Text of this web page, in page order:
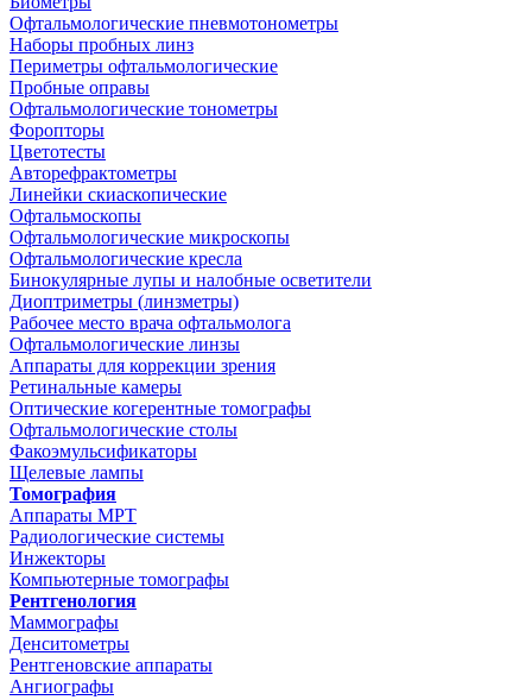
Офтальмологические пневмотонометры
Наборы пробных линз
Периметры офтальмологические
Пробные оправы
Офтальмологические тонометры
Форопторы
Цветотесты
Авторефрактометры
Линейки скиаскопические
Офтальмоскопы
Офтальмологические микроскопы
Офтальмологические кресла
Бинокулярные лупы и налобные осветители
Диоптриметры (линзметры)
Рабочее место врача офтальмолога
Офтальмологические линзы
Аппараты для коррекции зрения
Ретинальные камеры
Оптические когерентные томографы
Офтальмологические столы
Факоэмульсификаторы
Щелевые лампы
Томография
Аппараты МРТ
Радиологические системы
Инжекторы
Компьютерные томографы
Рентгенология
Маммографы
Денситометры
Рентгеновские аппараты
Ангиографы